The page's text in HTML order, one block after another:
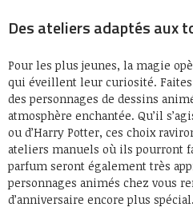
Des ateliers adaptés aux
Pour les plus jeunes, la magie
qui éveillent leur curiosité.
des personnages de dessins
atmosphère enchantée. Qu’il
ou d’Harry Potter, ces choix
ateliers manuels où ils pourront
parfum seront également très
personnages animés chez vous
d’anniversaire encore plus spécial.